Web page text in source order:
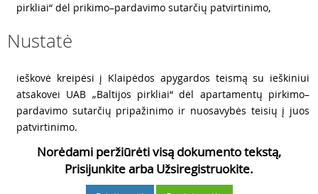
pirkliai“ dėl prikimo–pardavimo sutarčių patvirtinimo,
Nustatė
ieškovė kreipėsi į Klaipėdos apygardos teismą su ieškiniui
atsakovei UAB „Baltijos pirkliai“ dėl apartamentų pirkimo–
pardavimo sutarčių pripažinimo ir nuosavybės teisių į juos
patvirtinimo.
Norėdami peržiūrėti visą dokumento tekstą,
Prisijunkite arba Užsiregistruokite.